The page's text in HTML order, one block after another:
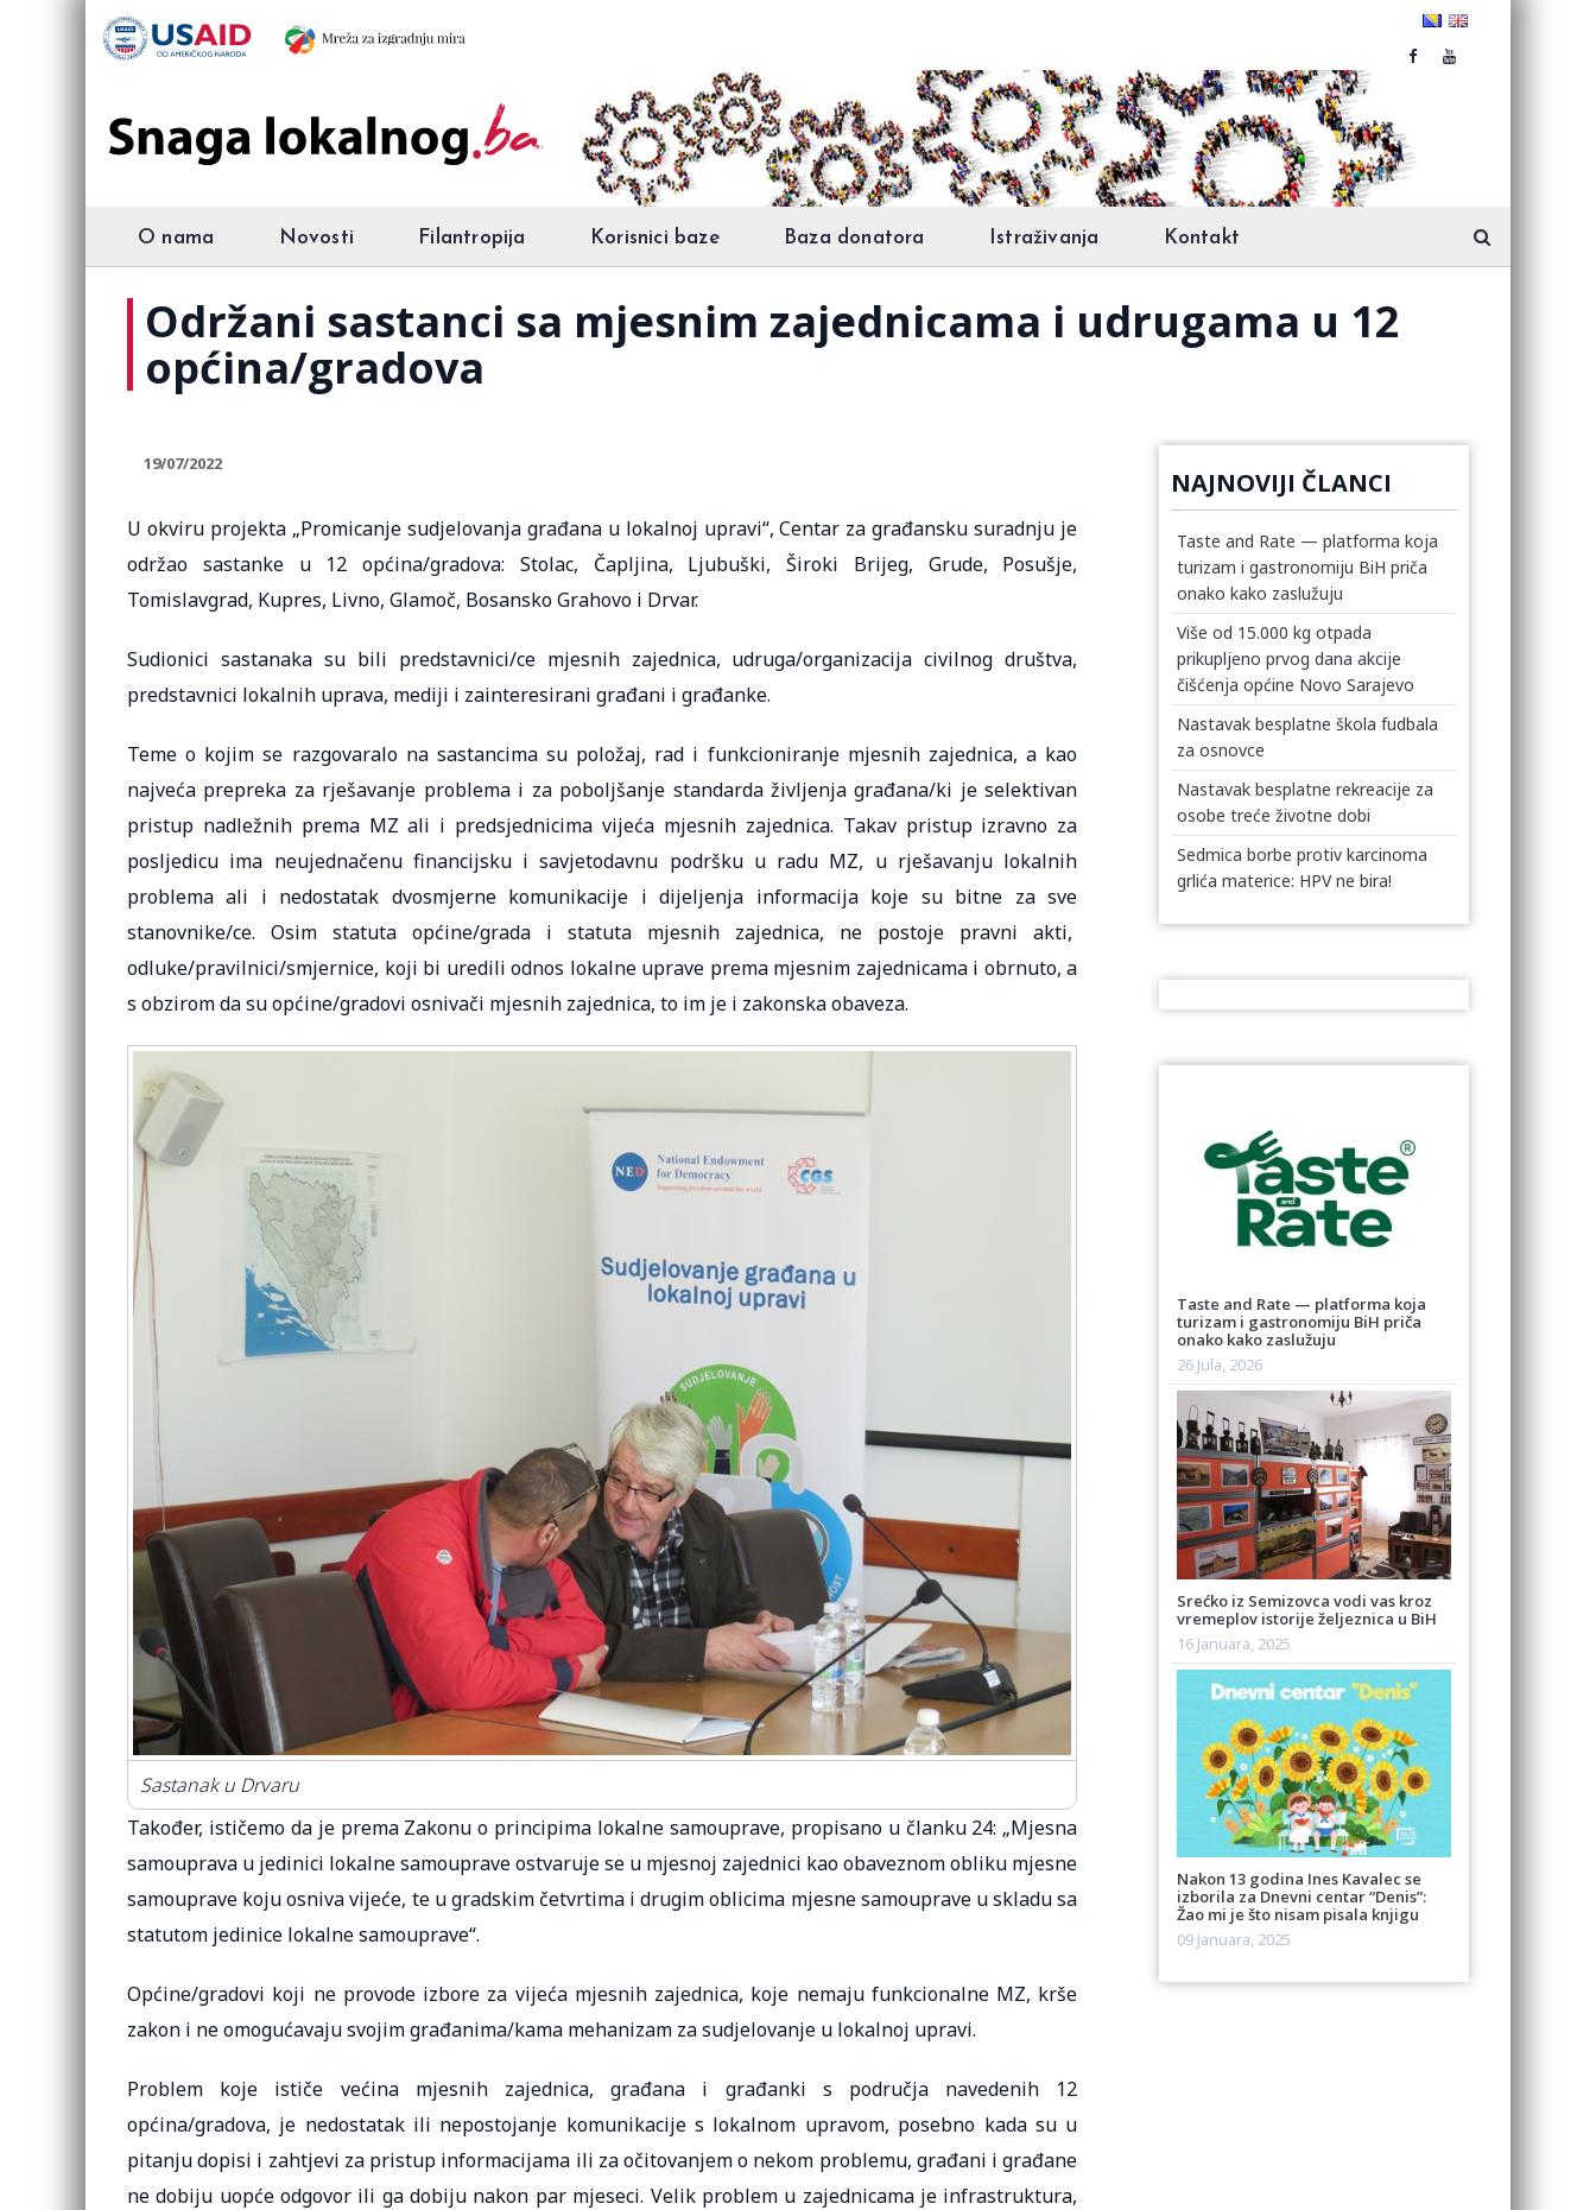
O nama Novosti Filantropija Korisnici baze Baza donatora Istraživanja Kontakt
Održani sastanci sa mjesnim zajednicama i udrugama u 12
općina/gradova
19/07/2022
U okviru projekta „Promicanje sudjelovanja građana u lokalnoj upravi“, Centar za građansku suradnju je
održao sastanke u 12 općina/gradova: Stolac, Čapljina, Ljubuški, Široki Brijeg, Grude, Posušje,
Tomislavgrad, Kupres, Livno, Glamoč, Bosansko Grahovo i Drvar.
Sudionici sastanaka su bili predstavnici/ce mjesnih zajednica, udruga/organizacija civilnog društva,
predstavnici lokalnih uprava, mediji i zainteresirani građani i građanke.
Teme o kojim se razgovaralo na sastancima su položaj, rad i funkcioniranje mjesnih zajednica, a kao
najveća prepreka za rješavanje problema i za poboljšanje standarda življenja građana/ki je selektivan
pristup nadležnih prema MZ ali i predsjednicima vijeća mjesnih zajednica. Takav pristup izravno za
posljedicu ima neujednačenu financijsku i savjetodavnu podršku u radu MZ, u rješavanju lokalnih
problema ali i nedostatak dvosmjerne komunikacije i dijeljenja informacija koje su bitne za sve
stanovnike/ce. Osim statuta općine/grada i statuta mjesnih zajednica, ne postoje pravni akti,
odluke/pravilnici/smjernice, koji bi uredili odnos lokalne uprave prema mjesnim zajednicama i obrnuto, a
s obzirom da su općine/gradovi osnivači mjesnih zajednica, to im je i zakonska obaveza.
Sastanak u Drvaru
Također, ističemo da je prema Zakonu o principima lokalne samouprave, propisano u članku 24: „Mjesna
samouprava u jedinici lokalne samouprave ostvaruje se u mjesnoj zajednici kao obaveznom obliku mjesne
samouprave koju osniva vijeće, te u gradskim četvrtima i drugim oblicima mjesne samouprave u skladu sa
statutom jedinice lokalne samouprave“.
Općine/gradovi koji ne provode izbore za vijeća mjesnih zajednica, koje nemaju funkcionalne MZ, krše
zakon i ne omogućavaju svojim građanima/kama mehanizam za sudjelovanje u lokalnoj upravi.
Problem koje ističe većina mjesnih zajednica, građana i građanki s područja navedenih 12
općina/gradova, je nedostatak ili nepostojanje komunikacije s lokalnom upravom, posebno kada su u
pitanju dopisi i zahtjevi za pristup informacijama ili za očitovanjem o nekom problemu, građani i građane
ne dobiju uopće odgovor ili ga dobiju nakon par mjeseci. Velik problem u zajednicama je infrastruktura,
NAJNOVIJI ČLANCI
Taste and Rate — platforma koja
turizam i gastronomiju BiH priča
onako kako zaslužuju
Više od 15.000 kg otpada
prikupljeno prvog dana akcije
čišćenja općine Novo Sarajevo
Nastavak besplatne škola fudbala
za osnovce
Nastavak besplatne rekreacije za
osobe treće životne dobi
Sedmica borbe protiv karcinoma
grlića materice: HPV ne bira!
Taste and Rate — platforma koja
turizam i gastronomiju BiH priča
onako kako zaslužuju
26 Jula, 2026
Srećko iz Semizovca vodi vas kroz
vremeplov istorije željeznica u BiH
16 Januara, 2025
Nakon 13 godina Ines Kavalec se
izborila za Dnevni centar “Denis”:
Žao mi je što nisam pisala knjigu
09 Januara, 2025